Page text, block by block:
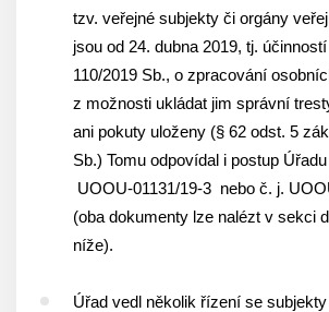
tzv. veřejné subjekty či orgány
jsou od 24. dubna 2019, tj.
110/2019 Sb., o zpracování
z možnosti ukládat jim správní
ani pokuty uloženy (§ 62 odst. 5
Sb.) Tomu odpovídal i postup
UOOU-01131/19-3 nebo č. j.
(oba dokumenty lze nalézt v sekci
níže).
Úřad vedl několik řízení se